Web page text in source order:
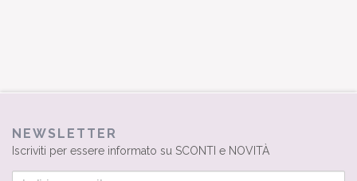
NEWSLETTER
Iscriviti per essere informato su SCONTI e NOVITÀ